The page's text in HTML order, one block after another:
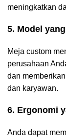
meningkatkan
5. Model
Meja custom
perusahaan
dan
dan karyawan.
6. Ergonomi
Anda dapat